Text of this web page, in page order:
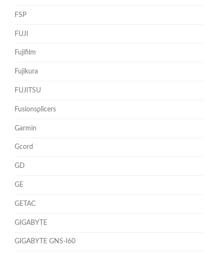
FSP
FUJI
Fujifilm
Fujikura
FUJITSU
Fusionsplicers
Garmin
Gcord
GD
GE
GETAC
GIGABYTE
GIGABYTE GNS-I60